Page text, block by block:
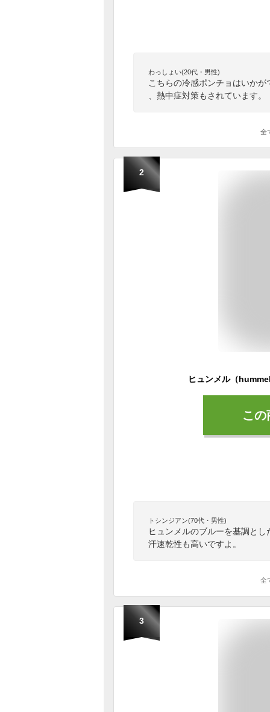
わっしょい(20代・男性)
こちらの冷感ポンチョはいか
、熱中症対策もされています。
全
2
こ
トシンジアン(70代・男性)
ヒュンメルのブルーを基調と
汗速乾性も高いですよ。
全
3